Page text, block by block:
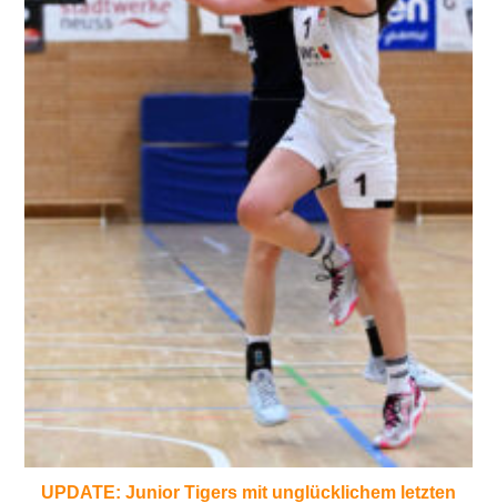
UPDATE: Junior Tigers mit unglücklichem letzten